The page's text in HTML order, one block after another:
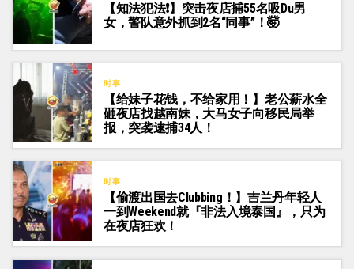
【知法犯法❗】突击夜店捕55名吸Du男
女，警队意外抓到2名“同事”！🤯
时事
【给妹子花钱，不给家用！】老公薪水全
砸夜店找越南妹，大马女子向移民局举
报，突袭逮捕34人！
时事
【偷渡出国去Clubbing！】吉兰丹年轻人
一到Weekend就『非法入境泰国』，只为
在夜店狂欢！